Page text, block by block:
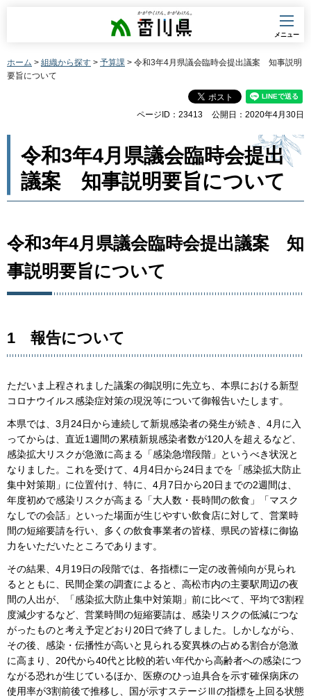
香川県
メニュー
ホーム > 組織から探す > 予算課 > 令和3年4月県議会臨時会提出議案 知事説明
要旨について
ページID：23413 公開日：2020年4月30日
令和3年4月県議会臨時会提出
議案 知事説明要旨について
令和3年4月県議会臨時会提出議案 知
事説明要旨について
1 報告について
ただいま上程されました議案の御説明に先立ち、本県における新型
コロナウイルス感染症対策の現況等について御報告いたします。
本県では、3月24日から連続して新規感染者の発生が続き、4月に入
ってからは、直近1週間の累積新規感染者数が120人を超えるなど、
感染拡大リスクが急激に高まる「感染急増段階」というべき状況と
なりました。これを受けて、4月4日から24日までを「感染拡大防止
集中対策期」に位置付け、特に、4月7日から20日までの2週間は、
年度初めで感染リスクが高まる「大人数・長時間の飲食」「マスク
なしでの会話」といった場面が生じやすい飲食店に対して、営業時
間の短縮要請を行い、多くの飲食事業者の皆様、県民の皆様に御協
力をいただいたところであります。
その結果、4月19日の段階では、各指標に一定の改善傾向が見られ
るとともに、民間企業の調査によると、高松市内の主要駅周辺の夜
間の人出が、「感染拡大防止集中対策期」前に比べて、平均で3割程
度減少するなど、営業時間の短縮要請は、感染リスクの低減につな
がったものと考え予定どおり20日で終了しました。しかしながら、
その後、感染・伝播性が高いと見られる変異株の占める割合が急激
に高まり、20代から40代と比較的若い年代から高齢者への感染につ
ながる恐れが生じているほか、医療のひっ迫具合を示す確保病床の
使用率が3割前後で推移し、国が示すステージⅢの指標を上回る状態